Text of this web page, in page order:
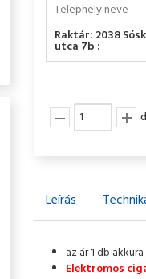
Telephely neve
Raktár: 2038
utca 7b :
Leírás
az ár 1 db
Elektromos